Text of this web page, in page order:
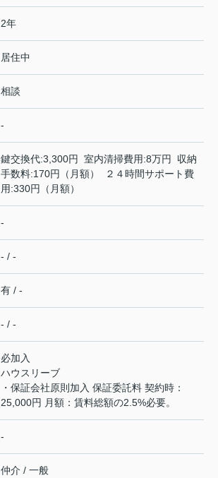
2年
居住中
相談
-
鍵交換代:3,300円 室内清掃費用:8万円 収納
手数料:170円（月額） ２４時間サポート費
用:330円（月額）
-
- / -
有 / -
- / -
必加入
ハウスリーブ
・保証会社原則加入 保証委託料 契約時：
25,000円 月額：賃料総額の2.5%必要。
-
仲介 / 一般